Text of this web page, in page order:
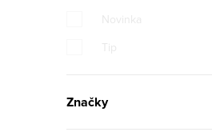
Novinka
Tip
Značky